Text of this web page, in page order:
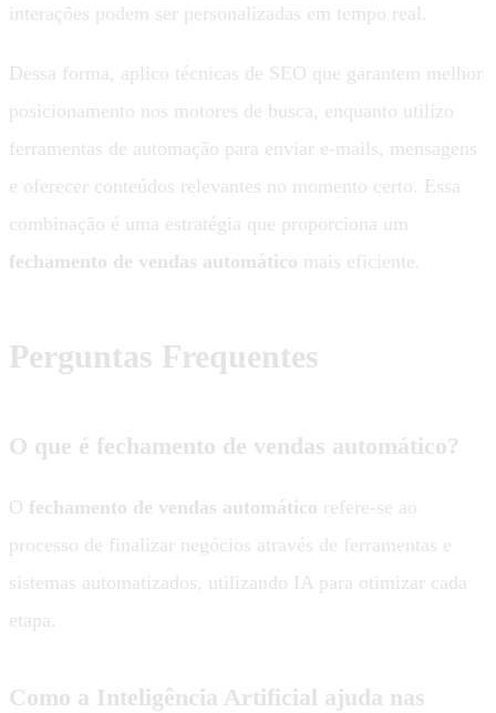
interações podem ser personalizadas em tempo real.
Dessa forma, aplico técnicas de SEO que garantem melhor
posicionamento nos motores de busca, enquanto utilizo
ferramentas de automação para enviar e-mails, mensagens
e oferecer conteúdos relevantes no momento certo. Essa
combinação é uma estratégia que proporciona um
fechamento de vendas automático mais eficiente.
Perguntas Frequentes
O que é fechamento de vendas automático?
O fechamento de vendas automático refere-se ao
processo de finalizar negócios através de ferramentas e
sistemas automatizados, utilizando IA para otimizar cada
etapa.
Como a Inteligência Artificial ajuda nas